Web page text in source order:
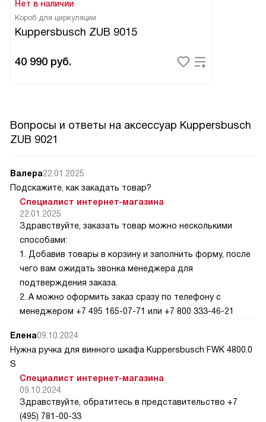
продукт действительно оправдывает свою стоимость и
делает жизнь намного проще и приятнее.
Нет в наличии
Короб для циркуляции
Kuppersbusch ZUB 9015
40 990 руб.
Вопросы и ответы на аксессуар Kuppersbusch
ZUB 9021
Валера22.01.2025
Подскажите, как закадать товар?
Специалист интернет-магазина
22.01.2025
Здравствуйте, заказать товар можно несколькими
способами:
1. Добавив товары в корзину и заполнить форму, после
чего вам ожидать звонка менеджера для
подтверждения заказа.
2. А можно оформить заказ сразу по телефону с
менеджером +7 495 165-07-71 или +7 800 333-46-21
Елена09.10.2024
Нужна ручка для винного шкафа Kuppersbusch FWK 4800.0
S
Специалист интернет-магазина
09.10.2024
Здравствуйте, обратитесь в представительство +7
(495) 781-00-33